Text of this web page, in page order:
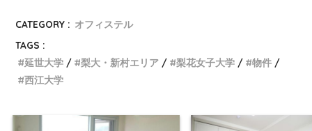
CATEGORY : オフィステル
TAGS :
延世大学
梨大・新村エリア 梨花女子大学
物件
西江大学